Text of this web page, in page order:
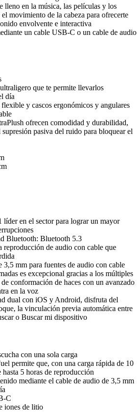
lleno en la música, las películas y los
movimiento de la cabeza para ofrecerte
envolvente e interactiva
un cable USB-C o un cable de audio
que te permite llevarlos
día
y cascos ergonómicos y angulares
ofrecen comodidad y durabilidad,
pasiva del ruido para bloquear el
líder en el sector para lograr un mayor
Bluetooth: Bluetooth 5.3
reproducción de audio con cable que
3,5 mm para fuentes de audio con cable
es excepcional gracias a los múltiples
conformación de haces con un avanzado
en la voz
dual con iOS y Android, disfruta del
la vinculación previa automática entre
o Buscar mi dispositivo
con una sola carga
permite que, con una carga rápida de 10
5 horas de reproducción
mediante el cable de audio de 3,5 mm
C
iones de litio